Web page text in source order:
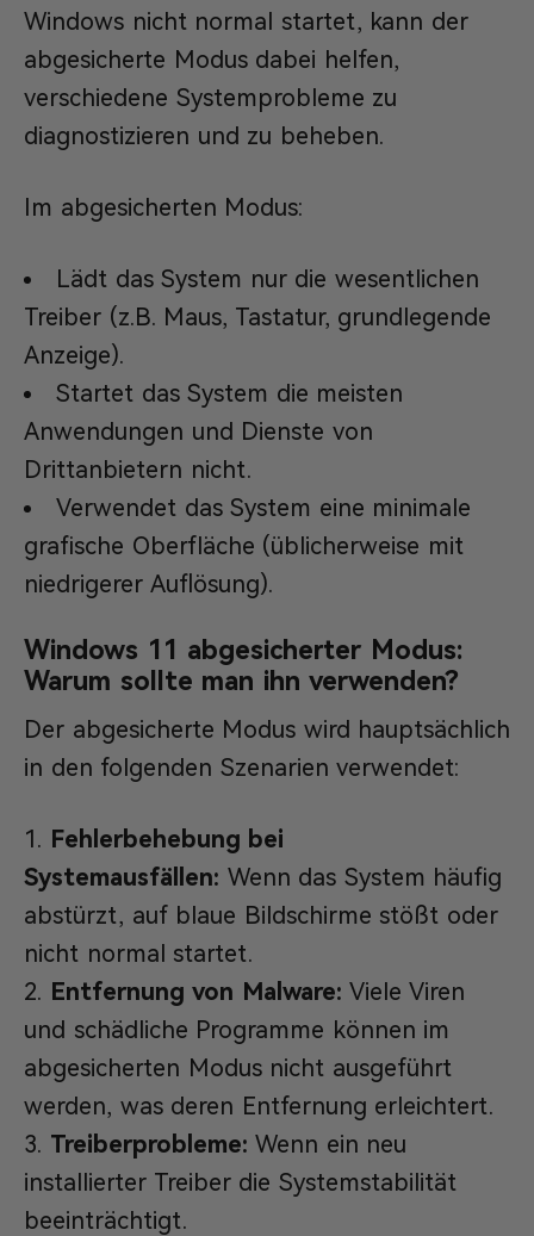
Windows nicht normal startet, kann der
abgesicherte Modus dabei helfen,
verschiedene Systemprobleme zu
diagnostizieren und zu beheben.
Im abgesicherten Modus:
Lädt das System nur die wesentlichen
Treiber (z.B. Maus, Tastatur, grundlegende
Anzeige).
Startet das System die meisten
Anwendungen und Dienste von
Drittanbietern nicht.
Verwendet das System eine minimale
grafische Oberfläche (üblicherweise mit
niedrigerer Auflösung).
Windows 11 abgesicherter Modus:
Warum sollte man ihn verwenden?
Der abgesicherte Modus wird hauptsächlich
in den folgenden Szenarien verwendet:
Fehlerbehebung bei
Systemausfällen: Wenn das System häufig
abstürzt, auf blaue Bildschirme stößt oder
nicht normal startet.
Entfernung von Malware: Viele Viren
und schädliche Programme können im
abgesicherten Modus nicht ausgeführt
werden, was deren Entfernung erleichtert.
Treiberprobleme: Wenn ein neu
installierter Treiber die Systemstabilität
beeinträchtigt.